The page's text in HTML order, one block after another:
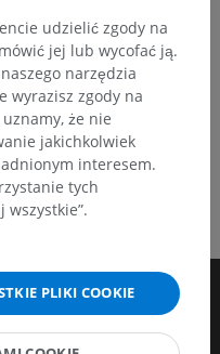
udzielić zgody na
jej lub wycofać ją.
narzędzia
wyrazisz zgody na
że nie
jakichkolwiek
interesem.
tych
wszystkie”.
PLIKI COOKIE